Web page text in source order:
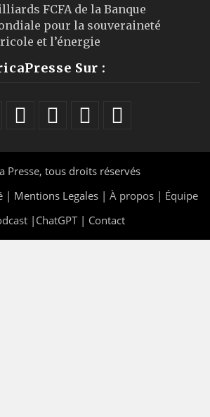
FCFA de la Banque
pour la souveraineté
et l’énergie
Sur :
Presse, tous droits réservés
| Mentions Legales | À propos | Équipe
| ChatGPT| Contact